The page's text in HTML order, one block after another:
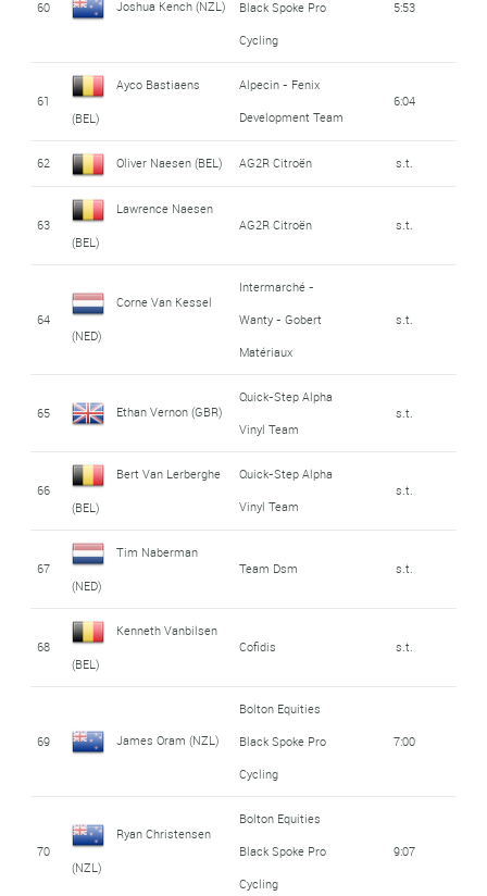
60 Joshua Kench (NZL)
Black Spoke Pro
Cycling
5:53
61
Ayco Bastiaens
(BEL)
Alpecin - Fenix
Development Team
6:04
62 Oliver Naesen (BEL) AG2R Citroën s.t.
63
Lawrence Naesen
(BEL)
AG2R Citroën s.t.
64
Corne Van Kessel
(NED)
Intermarché -
Wanty - Gobert
Matériaux
s.t.
65 Ethan Vernon (GBR)
Quick-Step Alpha
Vinyl Team
s.t.
66
Bert Van Lerberghe
(BEL)
Quick-Step Alpha
Vinyl Team
s.t.
67
Tim Naberman
(NED)
Team Dsm s.t.
68
Kenneth Vanbilsen
(BEL)
Cofidis s.t.
69 James Oram (NZL)
Bolton Equities
Black Spoke Pro
Cycling
7:00
70
Ryan Christensen
(NZL)
Bolton Equities
Black Spoke Pro
Cycling
9:07